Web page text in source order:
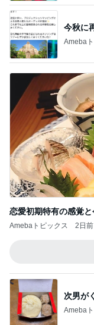
今秋に
Ameba
恋愛初期特有の感覚
Amebaトピックス 2日前
次男が
Ameba